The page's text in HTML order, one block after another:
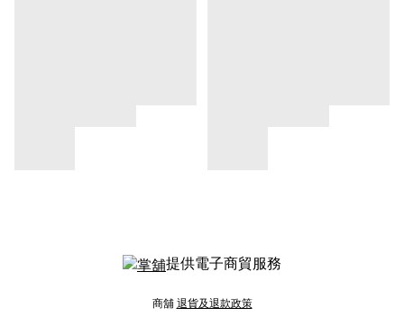
提供電子商貿服務
商舖 退貨及退款政策